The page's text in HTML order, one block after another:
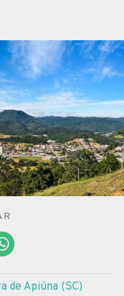
de Apiúna (SC)